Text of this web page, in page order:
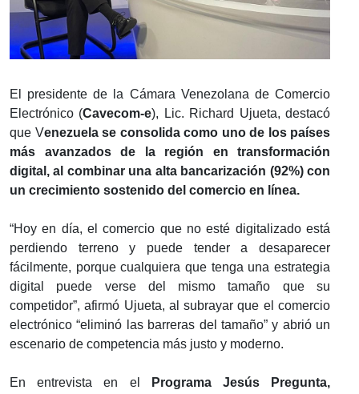
El presidente de la Cámara Venezolana de Comercio
Electrónico (Cavecom-e), Lic. Richard Ujueta, destacó
que Venezuela se consolida como uno de los países
más avanzados de la región en transformación
digital, al combinar una alta bancarización (92%) con
un crecimiento sostenido del comercio en línea.
“Hoy en día, el comercio que no esté digitalizado está
perdiendo terreno y puede tender a desaparecer
fácilmente, porque cualquiera que tenga una estrategia
digital puede verse del mismo tamaño que su
competidor”, afirmó Ujueta, al subrayar que el comercio
electrónico “eliminó las barreras del tamaño” y abrió un
escenario de competencia más justo y moderno.
En entrevista en el
Programa Jesús Pregunta,